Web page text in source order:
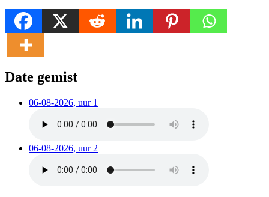
Date gemist
06-08-2026, uur 1
06-08-2026, uur 2